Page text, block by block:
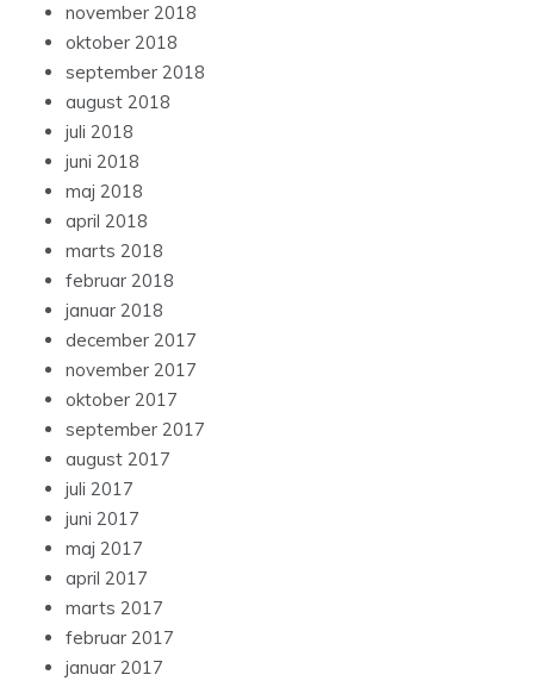
november 2018
oktober 2018
september 2018
august 2018
juli 2018
juni 2018
maj 2018
april 2018
marts 2018
februar 2018
januar 2018
december 2017
november 2017
oktober 2017
september 2017
august 2017
juli 2017
juni 2017
maj 2017
april 2017
marts 2017
februar 2017
januar 2017